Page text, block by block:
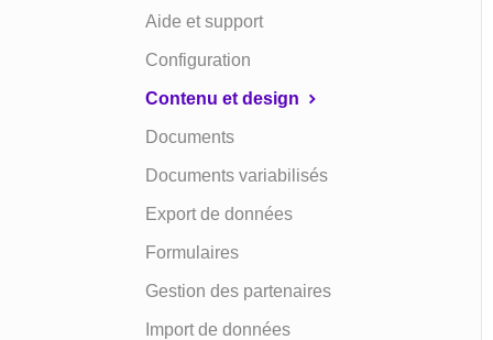
Aide et support
Configuration
Contenu et design
Documents
Documents variabilisés
Export de données
Formulaires
Gestion des partenaires
Import de données